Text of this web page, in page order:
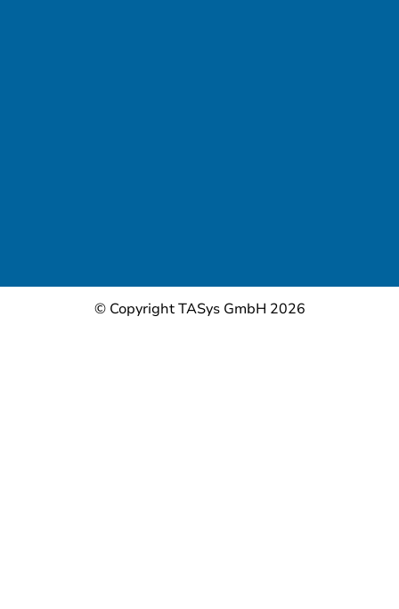
© Copyright TASys GmbH 2026